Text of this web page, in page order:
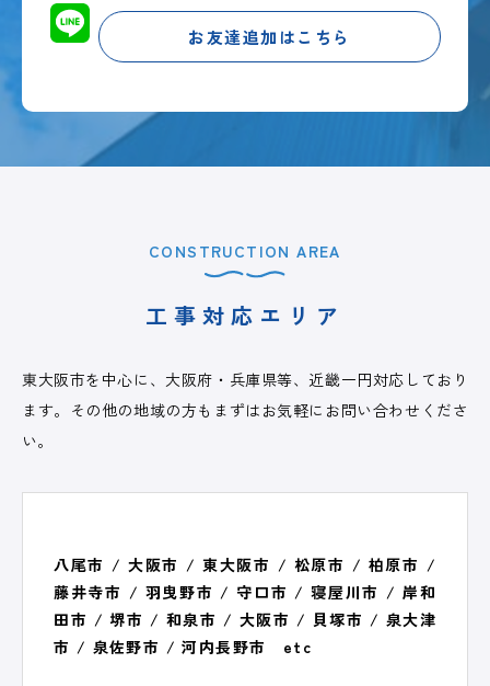
お友達追加はこちら
CONSTRUCTION AREA
工事対応エリア
東大阪市を中心に、大阪府・兵庫県等、近畿一円対応しており
ます。その他の地域の方もまずはお気軽にお問い合わせくださ
い。
八尾市 / 大阪市 / 東大阪市 / 松原市 / 柏原市 /
藤井寺市 / 羽曳野市 / 守口市 / 寝屋川市 / 岸和
田市 / 堺市 / 和泉市 / 大阪市 / 貝塚市 / 泉大津
市 / 泉佐野市 / 河内長野市 etc